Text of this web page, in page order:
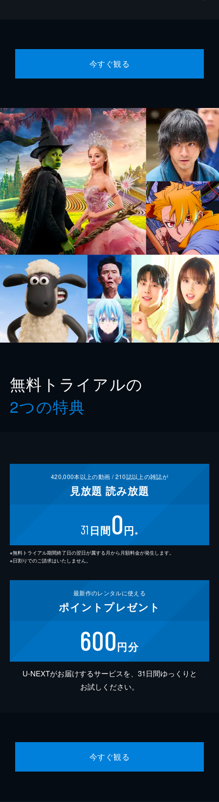
今すぐ観る
無料トライアルの
2つの特典
420,000本以上の動画 /210誌以上の雑誌が
見放題 読み放題
31 日間0円 ※
※無料トライアル期間終了日の翌日が属する月から月額料金が発生します。
※日割りでのご請求はいたしません。
最新作のレンタルに使える
ポイント プレゼント
600円分
U-NEXTがお届けするサービスを、31日間ゆっくりと
お試しください。
今すぐ観る